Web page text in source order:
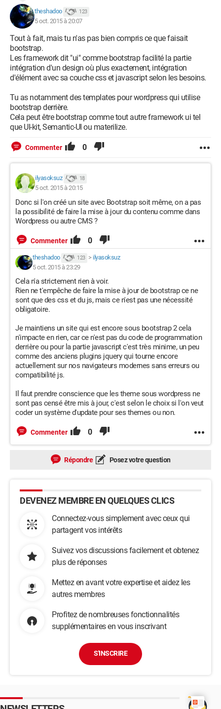
theshadoo 123
5 oct. 2015 à 20:07
Tout à fait, mais tu n'as pas bien compris ce que faisait
bootstrap.
Les framework dit "ui" comme bootstrap facilité la partie
intégration d'un design où plus exactement, intégration
d'élément avec sa couche css et javascript selon les besoins.
Tu as notamment des templates pour wordpress qui utilise
bootstrap derrière.
Cela peut être bootstrap comme tout autre framework ui tel
que UI-kit, Semantic-UI ou materilize.
Commenter 0
ilyasoksuz 18
5 oct. 2015 à 20:15
Donc si l'on créé un site avec Bootstrap soit même, on a pas
la possibilité de faire la mise à jour du contenu comme dans
Wordpress ou autre CMS ?
Commenter 0
theshadoo 123 > ilyasoksuz
5 oct. 2015 à 23:29
Cela n'a strictement rien à voir.
Rien ne t'empêche de faire la mise à jour de bootstrap ce ne
sont que des css et du js, mais ce n'est pas une nécessité
obligatoire.
Je maintiens un site qui est encore sous bootstrap 2 cela
n'impacte en rien, car ce n'est pas du code de programmation
derrière ou pour la partie javascript c'est très minime, un peu
comme des anciens plugins jquery qui tourne encore
actuellement sur nos navigateurs modernes sans erreurs ou
compatibilité js.
Il faut prendre conscience que les theme sous wordpress ne
sont pas censé être mis à jour, c'est selon le choix si l'on veut
coder un système d'update pour ses themes ou non.
Commenter 0
Répondre Posez votre question
DEVENEZ MEMBRE EN QUELQUES CLICS
Connectez-vous simplement avec ceux qui
partagent vos intérêts
Suivez vos discussions facilement et obtenez
plus de réponses
Mettez en avant votre expertise et aidez les
autres membres
Profitez de nombreuses fonctionnalités
supplémentaires en vous inscrivant
S'INSCRIRE